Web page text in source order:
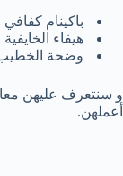
باكينام
هيفاء
وضحة الخطيب
و سنتعرف عليهن معا
أعملهن.